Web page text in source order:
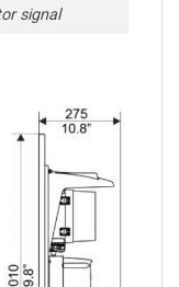
signal